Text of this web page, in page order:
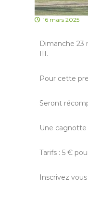
16 mars 2025
Dimanche 23
III.
Pour cette
Seront
Une cagnotte
Tarifs : 5 €
Inscrivez